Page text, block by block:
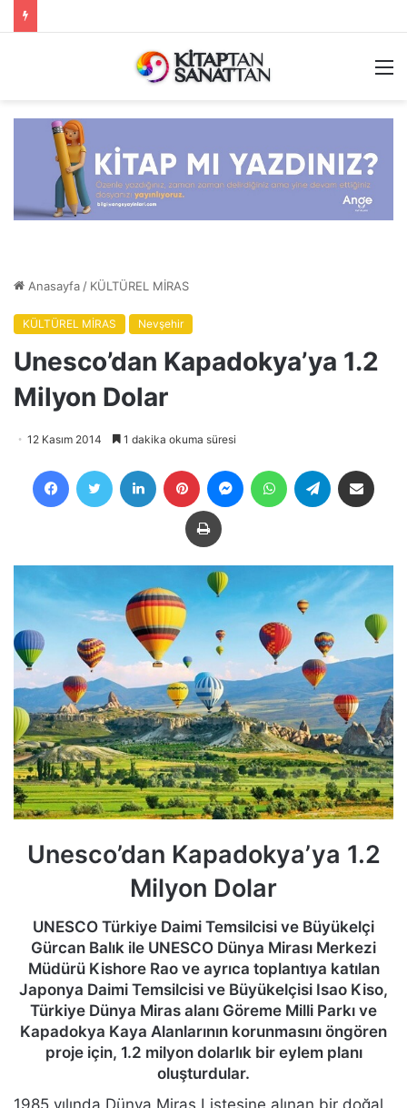
Anasayfa / KÜLTÜREL MİRAS
KÜLTÜREL MİRAS Nevşehir
Unesco’dan Kapadokya’ya 1.2
Milyon Dolar
12 Kasım 2014 1 dakika okuma süresi
FacebookTwitter LinkedIn Pinterest MessengerWhatsAppTelegram
Yazdır
Unesco’dan Kapadokya’ya 1.2
Milyon Dolar
UNESCO Türkiye Daimi Temsilcisi ve Büyükelçi
Gürcan Balık ile UNESCO Dünya Mirası Merkezi
Müdürü Kishore Rao ve ayrıca toplantıya katılan
Japonya Daimi Temsilcisi ve Büyükelçisi Isao Kiso,
Türkiye Dünya Miras alanı Göreme Milli Parkı ve
Kapadokya Kaya Alanlarının korunmasını öngören
proje için, 1.2 milyon dolarlık bir eylem planı
oluşturdular.
1985 yılında Dünya Miras Listesine alınan bir doğal